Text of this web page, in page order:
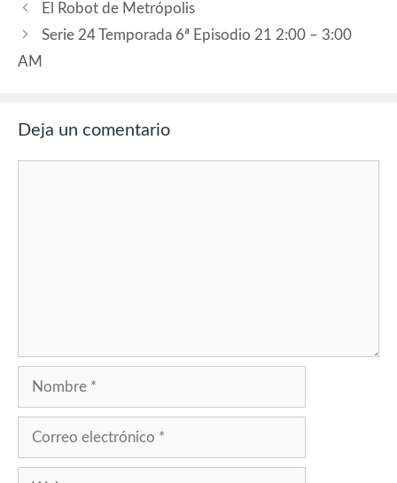
El Robot de Metrópolis
Serie 24 Temporada 6ª Episodio 21 2:00 – 3:00
AM
Deja un comentario